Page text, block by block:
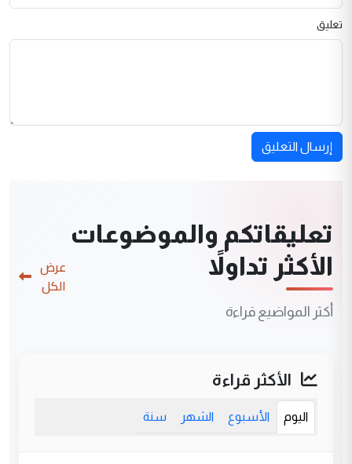
تعليق
إرسال التعليق
تعليقاتكم والموضوعات
الأكثر تداولاً
أكثر المواضيع قراءة
عرض
الكل
الأكثر قراءة
اليوم الأسبوع الشهر سنة